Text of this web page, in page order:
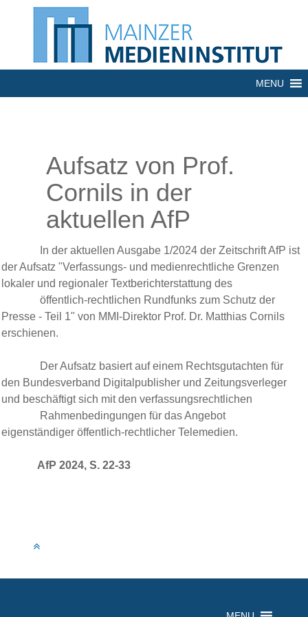
MENU
Aufsatz von Prof.
Cornils in der
aktuellen AfP
In der aktuellen Ausgabe 1/2024 der Zeitschrift AfP ist
der Aufsatz "Verfassungs- und medienrechtliche Grenzen
lokaler und regionaler Textberichterstattung des
öffentlich-rechtlichen Rundfunks zum Schutz der
Presse - Teil 1" von MMI-Direktor Prof. Dr. Matthias Cornils
erschienen.
Der Aufsatz basiert auf einem Rechtsgutachten für
den Bundesverband Digitalpublisher und Zeitungsverleger
und beschäftigt sich mit den verfassungsrechtlichen
Rahmenbedingungen für das Angebot
eigenständiger öffentlich-rechtlicher Telemedien.
AfP 2024, S. 22-33